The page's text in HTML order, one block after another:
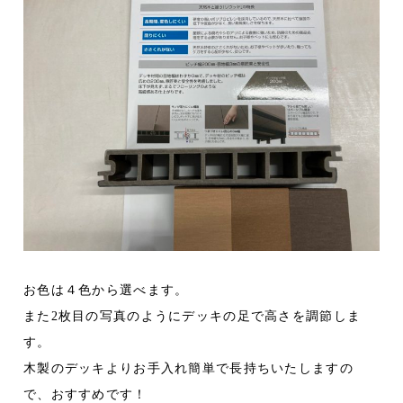
お色は４色から選べます。
また2枚目の写真のようにデッキの足で高さを調節しま
す。
木製のデッキよりお手入れ簡単で長持ちいたしますの
で、おすすめです！